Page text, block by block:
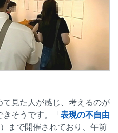
見た人が感じ、考えるのが
そうです。「表現の不自由
まで開催されており、午前